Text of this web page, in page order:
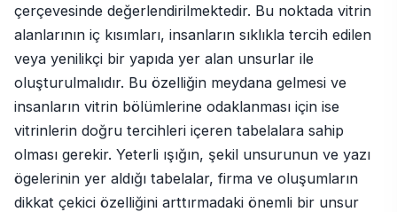
çerçevesinde değerlendirilmektedir. Bu noktada vitrin
alanlarının iç kısımları, insanların sıklıkla tercih edilen
veya yenilikçi bir yapıda yer alan unsurlar ile
oluşturulmalıdır. Bu özelliğin meydana gelmesi ve
insanların vitrin bölümlerine odaklanması için ise
vitrinlerin doğru tercihleri içeren tabelalara sahip
olması gerekir. Yeterli ışığın, şekil unsurunun ve yazı
ögelerinin yer aldığı tabelalar, firma ve oluşumların
dikkat çekici özelliğini arttırmadaki önemli bir unsur